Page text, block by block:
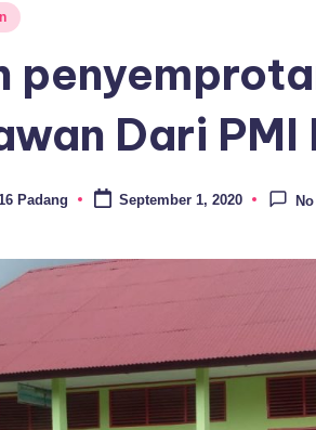
Dari
Padang September 1, 2020